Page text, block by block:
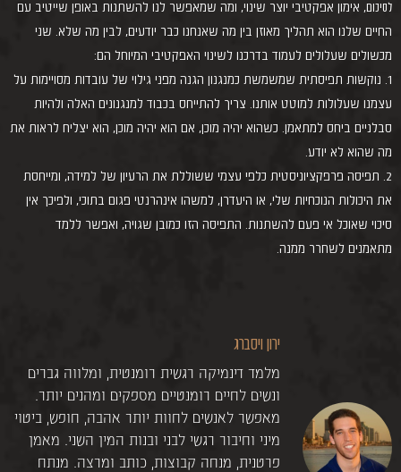
לסיכום, אימון אפקטיבי יוצר שינוי, ומה שמאפשר לנו להשתנות באופן שייטיב עם
החיים שלנו הוא תהליך מאוזן בין מה שאנחנו כבר יודעים, לבין מה שלא. שני
מכשולים שעלולים לעמוד בדרכנו לשינוי האפקטיבי המיוחל הם:
1. נוקשות תפיסתית שמשמשת כמנגנון הגנה מפני גילוי של עובדות מסויימות על
עצמנו שעלולות למוטט אותנו. צריך להתייחס בכבוד למנגנונים האלה ולהיות
סבלניים ביחס למתאמן. כשהוא יהיה מוכן, אם הוא יהיה מוכן, הוא יצליח לראות את
מה שהוא לא יודע.
2. תפיסה פרפקציוניסטית כלפי עצמי ששוללת את הרעיון של למידה, ומייחסת
את היכולות הנוכחיות שלי, או היעדרן, למשהו אינהרנטי פגום בתוכי, ולפיכך אין
סיכוי שאוכל אי פעם להשתנות. התפיסה הזו כמובן שגויה, ואפשר ללמד
מתאמנים לשחרר ממנה.
ירון ויסברג
מלמד דינמיקה רגשית רומנטית, ומלווה גברים
ונשים לחיים רומנטיים מספקים ומהנים יותר.
מאפשר לאנשים לחוות יותר אהבה, חופש, ביטוי
מיני וחיבור רגשי לבני ובנות המין השני. מאמן
פרטנית, מנחה קבוצות, כותב ומרצה. מנתח